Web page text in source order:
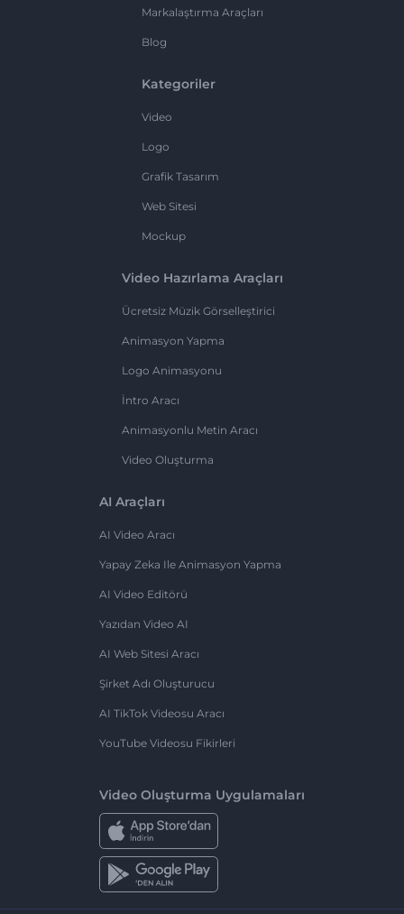
Markalaştırma Araçları
Blog
Kategoriler
Video
Logo
Grafik Tasarım
Web Sitesi
Mockup
Video Hazırlama Araçları
Ücretsiz Müzik Görselleştirici
Animasyon Yapma
Logo Animasyonu
İntro Aracı
Animasyonlu Metin Aracı
Video Oluşturma
AI Araçları
AI Video Aracı
Yapay Zeka Ile Animasyon Yapma
AI Video Editörü
Yazıdan Video AI
AI Web Sitesi Aracı
Şirket Adı Oluşturucu
AI TikTok Videosu Aracı
YouTube Videosu Fikirleri
Video Oluşturma Uygulamaları